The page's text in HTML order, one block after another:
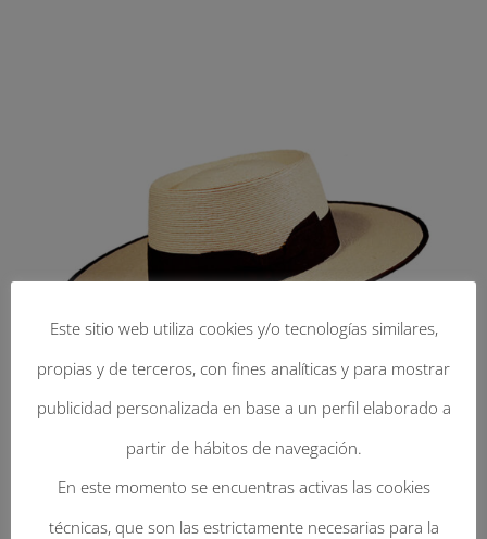
Este sitio web utiliza cookies y/o tecnologías similares,
propias y de terceros, con fines analíticas y para mostrar
publicidad personalizada en base a un perfil elaborado a
partir de hábitos de navegación.
En este momento se encuentras activas las cookies
técnicas, que son las estrictamente necesarias para la